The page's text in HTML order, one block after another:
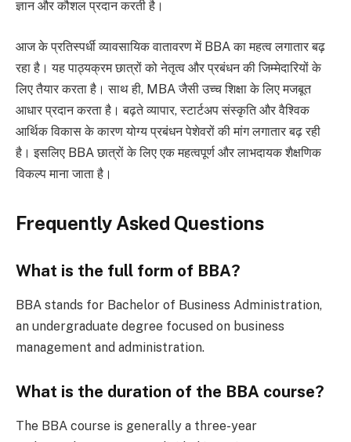
ज्ञान और कौशल प्रदान करती है।
आज के प्रतिस्पर्धी व्यावसायिक वातावरण में BBA का महत्व लगातार बढ़
रहा है। यह पाठ्यक्रम छात्रों को नेतृत्व और प्रबंधन की जिम्मेदारियों के
लिए तैयार करता है। साथ ही, MBA जैसी उच्च शिक्षा के लिए मजबूत
आधार प्रदान करता है। बढ़ते व्यापार, स्टार्टअप संस्कृति और वैश्विक
आर्थिक विकास के कारण योग्य प्रबंधन पेशेवरों की मांग लगातार बढ़ रही
है। इसलिए BBA छात्रों के लिए एक महत्वपूर्ण और लाभदायक शैक्षणिक
विकल्प माना जाता है।
Frequently Asked Questions
What is the full form of BBA?
BBA stands for Bachelor of Business Administration,
an undergraduate degree focused on business
management and administration.
What is the duration of the BBA course?
The BBA course is generally a three-year